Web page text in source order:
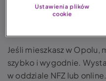
medyczną na takich
obowiązują obywateli
Jeśli mieszkasz w Opolu,
szybko i wygodnie.
w oddziale NFZ lub
Ustawienia plików
cookie